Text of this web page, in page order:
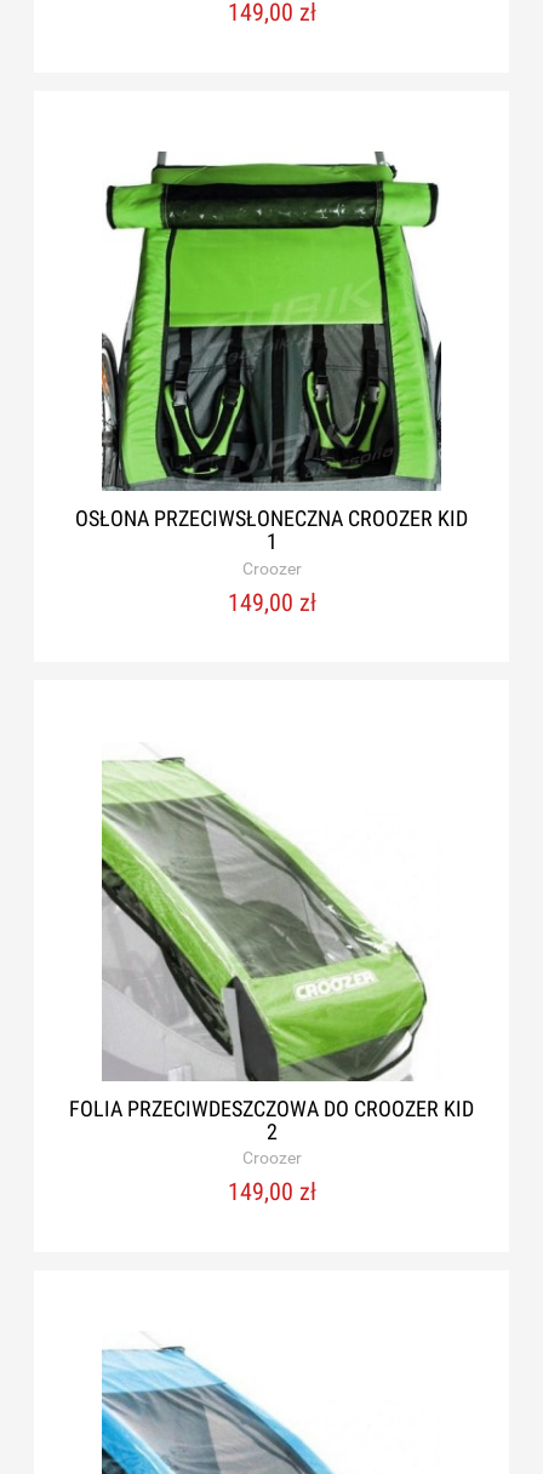
149,00 zł
OSŁONA PRZECIWSŁONECZNA CROOZER KID
1
Croozer
149,00 zł
FOLIA PRZECIWDESZCZOWA DO CROOZER KID
2
Croozer
149,00 zł